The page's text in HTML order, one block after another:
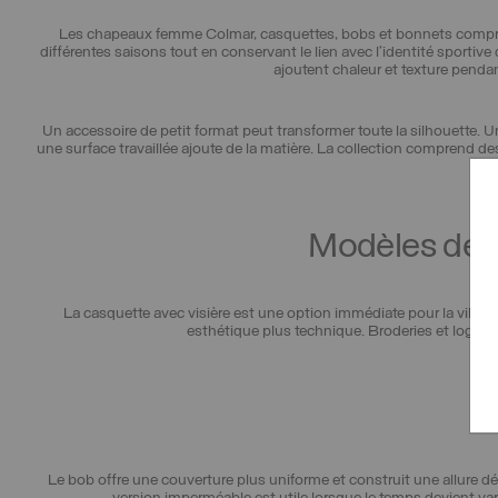
Les chapeaux femme Colmar, casquettes, bobs et bonnets
différentes saisons tout en conservant le lien avec l’identité
ajoutent chaleur et texture
Un accessoire de petit format peut transformer toute la silhouette.
une surface travaillée ajoute de la matière. La collection comprend
Modèles
La casquette avec visière est une option immédiate pour la
esthétique plus technique. Broderies et logo
Le bob offre une couverture plus uniforme et construit une allure